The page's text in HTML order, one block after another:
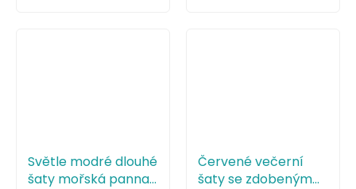
Světle modré dlouhé
šaty mořská panna
Červené večerní
šaty se zdobeným